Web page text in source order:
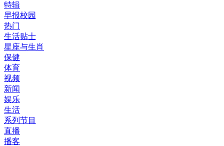
特辑
早报校园
热门
生活贴士
星座与生肖
保健
体育
视频
新闻
娱乐
生活
系列节目
直播
播客